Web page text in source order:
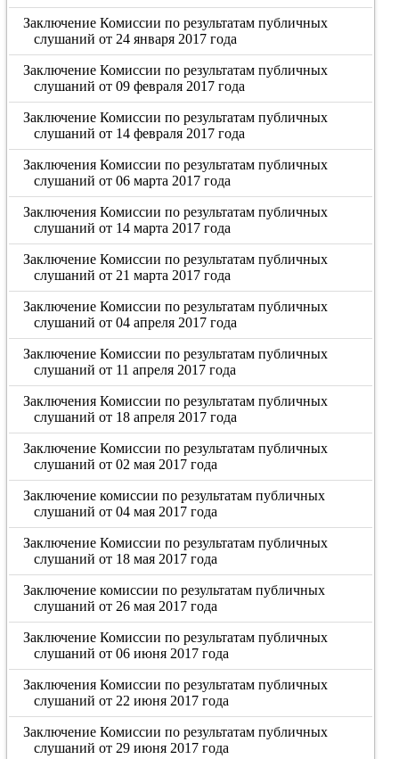
Заключение Комиссии по результатам публичных
слушаний от 24 января 2017 года
Заключение Комиссии по результатам публичных
слушаний от 09 февраля 2017 года
Заключение Комиссии по результатам публичных
слушаний от 14 февраля 2017 года
Заключения Комиссии по результатам публичных
слушаний от 06 марта 2017 года
Заключения Комиссии по результатам публичных
слушаний от 14 марта 2017 года
Заключение Комиссии по результатам публичных
слушаний от 21 марта 2017 года
Заключение Комиссии по результатам публичных
слушаний от 04 апреля 2017 года
Заключение Комиссии по результатам публичных
слушаний от 11 апреля 2017 года
Заключения Комиссии по результатам публичных
слушаний от 18 апреля 2017 года
Заключение Комиссии по результатам публичных
слушаний от 02 мая 2017 года
Заключение комиссии по результатам публичных
слушаний от 04 мая 2017 года
Заключение Комиссии по результатам публичных
слушаний от 18 мая 2017 года
Заключение комиссии по результатам публичных
слушаний от 26 мая 2017 года
Заключение Комиссии по результатам публичных
слушаний от 06 июня 2017 года
Заключения Комиссии по результатам публичных
слушаний от 22 июня 2017 года
Заключение Комиссии по результатам публичных
слушаний от 29 июня 2017 года